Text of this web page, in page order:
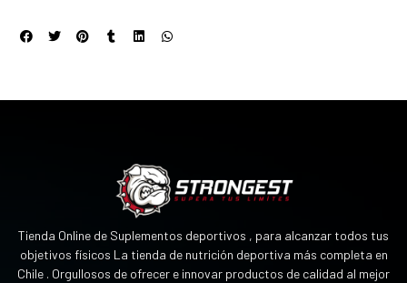
Tienda Online de Suplementos deportivos , para alcanzar todos tus
objetivos físicos La tienda de nutrición deportiva más completa en
Chile . Orgullosos de ofrecer e innovar productos de calidad al mejor